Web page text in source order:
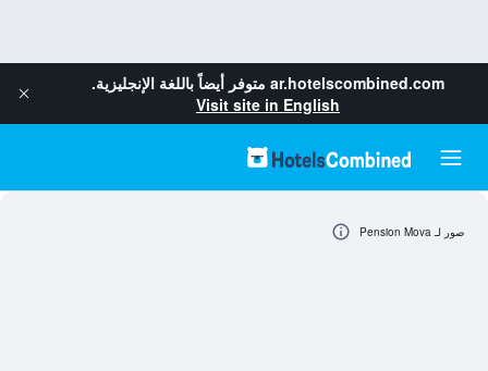
ar.hotelscombined.com متوفر أيضاً باللغة الإنجليزية.
Visit site in English
صور لـ Pension Mova